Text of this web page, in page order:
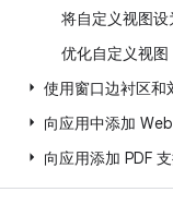
将自定义视图设
优化自定义视图
使用窗口边衬区和
向应用中添加
向应用添加 PDF